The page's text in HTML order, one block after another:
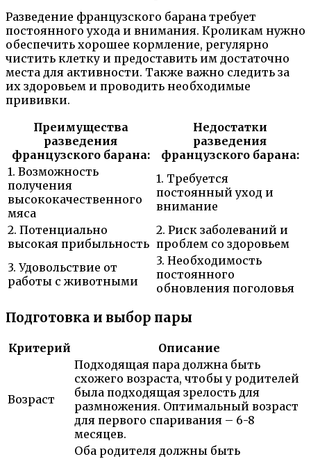
Разведение французского барана требует
постоянного ухода и внимания. Кроликам нужно
обеспечить хорошее кормление, регулярно
чистить клетку и предоставить им достаточно
места для активности. Также важно следить за
их здоровьем и проводить необходимые
прививки.
Преимущества
разведения
французского барана:
Недостатки
разведения
французского барана:
1. Возможность
получения
высококачественного
мяса
1. Требуется
постоянный уход и
внимание
2. Потенциально
высокая прибыльность
2. Риск заболеваний и
проблем со здоровьем
3. Удовольствие от
работы с животными
3. Необходимость
постоянного
обновления поголовья
Подготовка и выбор пары
Критерий Описание
Возраст
Подходящая пара должна быть
схожего возраста, чтобы у родителей
была подходящая зрелость для
размножения. Оптимальный возраст
для первого спаривания – 6-8
месяцев.
Оба родителя должны быть